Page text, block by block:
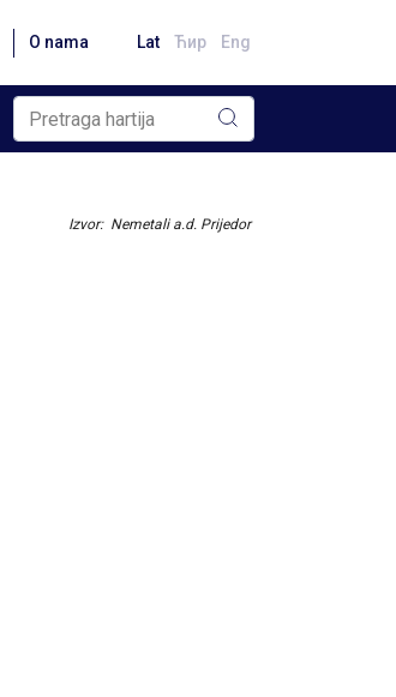
O nama Lat Ћир Eng
Izvor: Nemetali a.d. Prijedor